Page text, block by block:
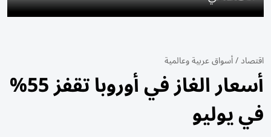
اقتصاد/أسواق عربية وعالمية
أسعار الغاز في أوروبا تقفز 55%
في يوليو